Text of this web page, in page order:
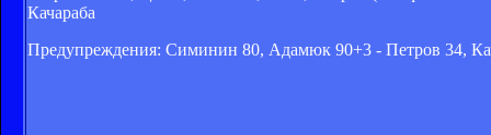
Качараба
Предупреждения: Симинин 80, Адамюк 90+3 - Петров 34,